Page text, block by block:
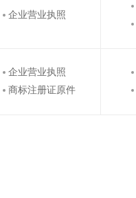
企业营业执照
企业营业执照
商标注册证原件